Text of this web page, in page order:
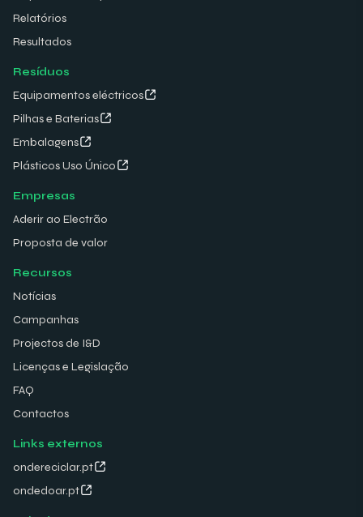
Relatórios
Resultados
Resíduos
Equipamentos eléctricos
Pilhas e Baterias
Embalagens
Plásticos Uso Único
Empresas
Aderir ao Electrão
Proposta de valor
Recursos
Notícias
Campanhas
Projectos de I&D
Licenças e Legislação
FAQ
Contactos
Links externos
ondereciclar.pt
ondedoar.pt